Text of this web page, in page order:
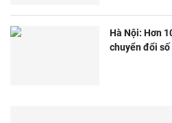
Hà Nội: Hơn
chuyển đổi